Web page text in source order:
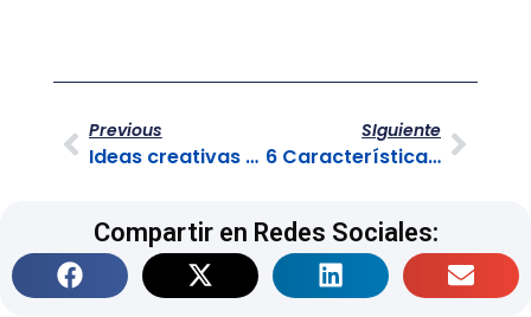
Previous
Ideas creativas para tu negocio con un Brainstorming
SIguiente
6 Características de una empresa eficiente
Compartir en Redes Sociales: